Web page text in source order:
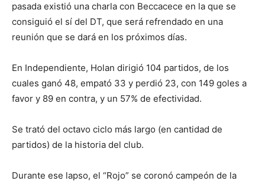
pasada existió una charla con Beccacece en la que se
consiguió el sí del DT, que será refrendado en una
reunión que se dará en los próximos días.
En Independiente, Holan dirigió 104 partidos, de los
cuales ganó 48, empató 33 y perdió 23, con 149 goles a
favor y 89 en contra, y un 57% de efectividad.
Se trató del octavo ciclo más largo (en cantidad de
partidos) de la historia del club.
Durante ese lapso, el “Rojo” se coronó campeón de la